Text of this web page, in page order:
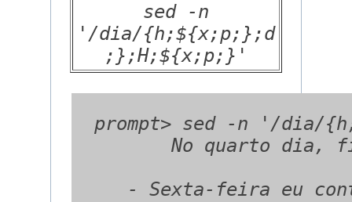
sed -n
'/dia/{h;${x;p;};d
;};H;${x;p;}'
prompt> sed -n '/dia/
No quarto dia,
- Sexta-feira eu